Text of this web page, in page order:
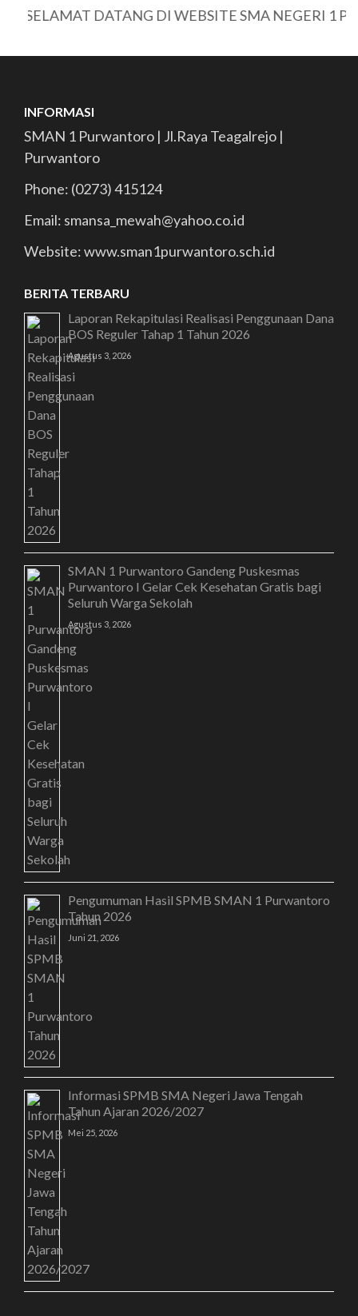
SELAMAT DATANG DI WEBSITE SMA NEGERI 1
INFORMASI
SMAN 1 Purwantoro | Jl.Raya Teagalrejo |
Purwantoro
Phone: (0273) 415124
Email: smansa_mewah@yahoo.co.id
Website: www.sman1purwantoro.sch.id
BERITA TERBARU
Laporan Rekapitulasi Realisasi Penggunaan Dana
BOS Reguler Tahap 1 Tahun 2026
Agustus 3, 2026
SMAN 1 Purwantoro Gandeng Puskesmas
Purwantoro I Gelar Cek Kesehatan Gratis bagi
Seluruh Warga Sekolah
Agustus 3, 2026
Pengumuman Hasil SPMB SMAN 1 Purwantoro
Tahun 2026
Juni 21, 2026
Informasi SPMB SMA Negeri Jawa Tengah
Tahun Ajaran 2026/2027
Mei 25, 2026